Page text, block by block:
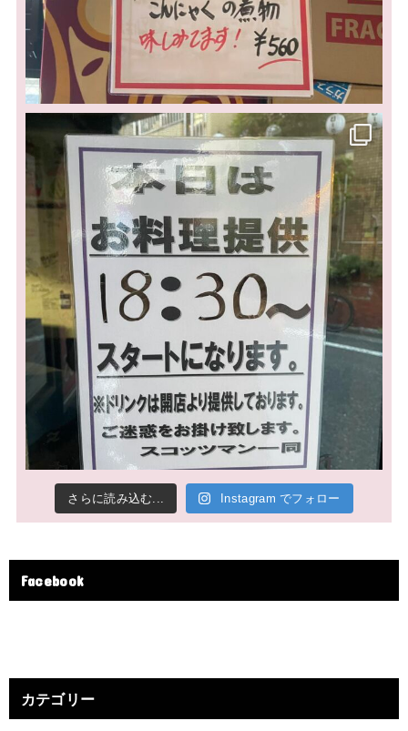
さらに読み込む... Instagram でフォロー
Facebook
カテゴリー